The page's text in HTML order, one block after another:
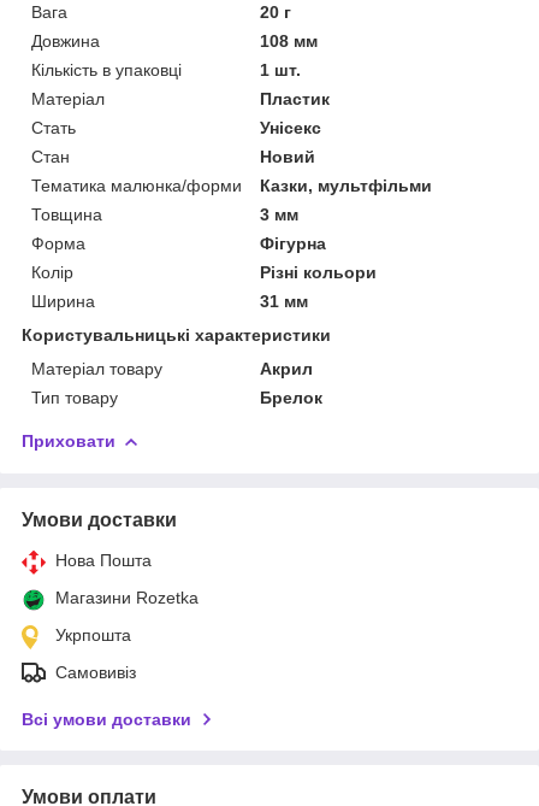
Вага
20 г
Довжина
108 мм
Кількість в упаковці
1 шт.
Матеріал
Пластик
Стать
Унісекс
Стан
Новий
Тематика малюнка/форми
Казки, мультфільми
Товщина
3 мм
Форма
Фігурна
Колір
Різні кольори
Ширина
31 мм
Користувальницькі характеристики
Матеріал товару
Акрил
Тип товару
Брелок
Приховати
Умови доставки
Нова Пошта
Магазини Rozetka
Укрпошта
Самовивіз
Всі умови доставки
Умови оплати